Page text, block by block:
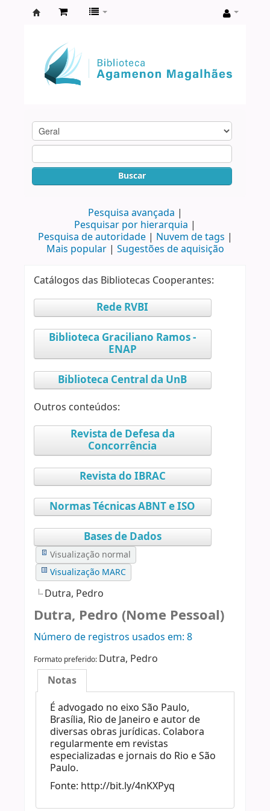
Agamenon
Magalhães
Buscar
Pesquisa avançada
Pesquisar por hierarquia
Pesquisa de autoridade
Nuvem de tags
Mais popular
Sugestões de aquisição
Catálogos das Bibliotecas Cooperantes:
Rede RVBI
Biblioteca Graciliano Ramos -
ENAP
Biblioteca Central da UnB
Outros conteúdos:
Revista de Defesa da
Concorrência
Revista do IBRAC
Normas Técnicas ABNT e ISO
Bases de Dados
Visualização normal
Visualização MARC
Dutra, Pedro
Dutra, Pedro (Nome Pessoal)
Número de registros usados ​​em: 8
Formato preferido: Dutra, Pedro
Notas
É advogado no eixo São Paulo,
Brasília, Rio de Janeiro e autor de
diversas obras jurídicas. Colabora
regularmente em revistas
especializadas e jornais do Rio e São
Paulo.
Fonte: http://bit.ly/4nKXPyq